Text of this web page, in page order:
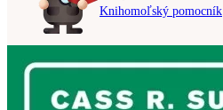
Knihomoľský pomocník